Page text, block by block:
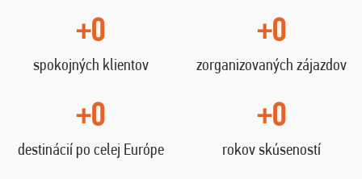
+0
spokojných klientov
+0
zorganizovaných zájazdov
+0
destinácií po celej Európe
+0
rokov skúseností